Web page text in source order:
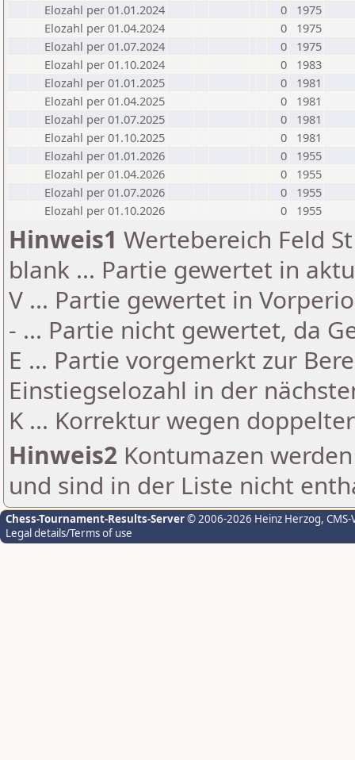
Elozahl per 01.01.2024
0
1975
Elozahl per 01.04.2024
0
1975
Elozahl per 01.07.2024
0
1975
Elozahl per 01.10.2024
0
1983
Elozahl per 01.01.2025
0
1981
Elozahl per 01.04.2025
0
1981
Elozahl per 01.07.2025
0
1981
Elozahl per 01.10.2025
0
1981
Elozahl per 01.01.2026
0
1955
Elozahl per 01.04.2026
0
1955
Elozahl per 01.07.2026
0
1955
Elozahl per 01.10.2026
0 1955
Hinweis1 Wertebereich Feld
blank ... Partie gewertet in
V ... Partie gewertet in
- ... Partie nicht gewertet, da
E ... Partie vorgemerkt zur
Einstiegselozahl in der
K ... Korrektur wegen
Hinweis2 Kontumazen
und sind in der Liste nicht
Chess-Tournament-Results-Server© 2006-2026 Heinz Herzog,
Legal details/Terms of use